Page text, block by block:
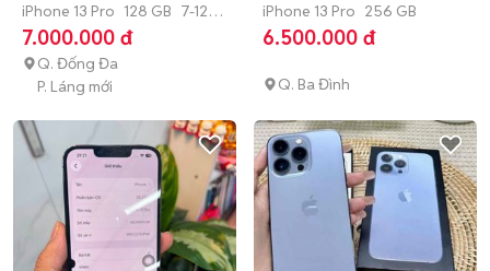
iPhone 13 Pro 128 GB 7-12
tháng
7.000.000 đ
Q. Đống Đa
P. Láng mới
iPhone 13 Pro 256 GB
6.500.000 đ
Q. Ba Đình